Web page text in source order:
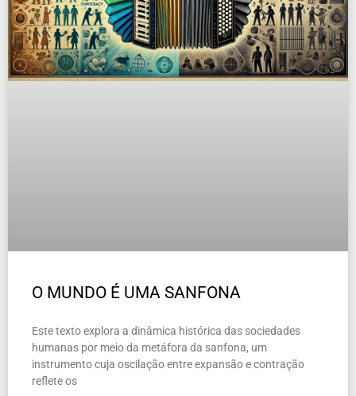
O MUNDO É UMA SANFONA
Este texto explora a dinâmica histórica das sociedades
humanas por meio da metáfora da sanfona, um
instrumento cuja oscilação entre expansão e contração
reflete os